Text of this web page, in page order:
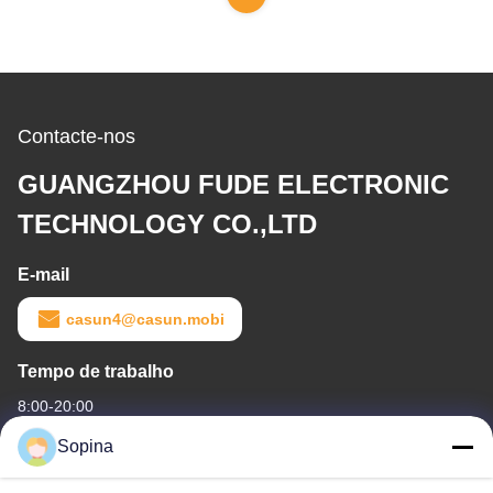
Contacte-nos
GUANGZHOU FUDE ELECTRONIC
TECHNOLOGY CO.,LTD
E-mail
casun4@casun.mobi
Tempo de trabalho
8:00-20:00
O nosso endereço
Sopina